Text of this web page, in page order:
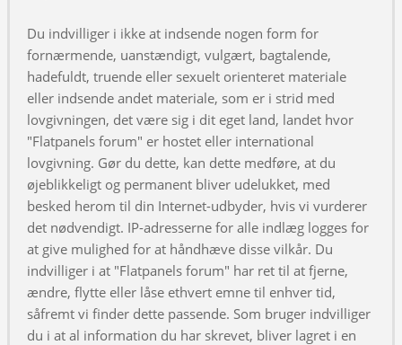
Du indvilliger i ikke at indsende nogen form for
fornærmende, uanstændigt, vulgært, bagtalende,
hadefuldt, truende eller sexuelt orienteret materiale
eller indsende andet materiale, som er i strid med
lovgivningen, det være sig i dit eget land, landet hvor
"Flatpanels forum" er hostet eller international
lovgivning. Gør du dette, kan dette medføre, at du
øjeblikkeligt og permanent bliver udelukket, med
besked herom til din Internet-udbyder, hvis vi vurderer
det nødvendigt. IP-adresserne for alle indlæg logges for
at give mulighed for at håndhæve disse vilkår. Du
indvilliger i at "Flatpanels forum" har ret til at fjerne,
ændre, flytte eller låse ethvert emne til enhver tid,
såfremt vi finder dette passende. Som bruger indvilliger
du i at al information du har skrevet, bliver lagret i en